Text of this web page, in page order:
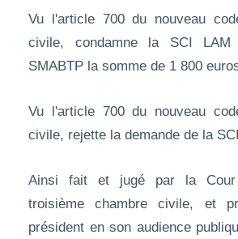
Vu l'article 700 du nouveau
civile, condamne la SCI
SMABTP la somme de 1 800
Vu l'article 700 du nouveau
civile, rejette la demande de la
Ainsi fait et jugé par la Cour
troisième chambre civile, et
président en son audience